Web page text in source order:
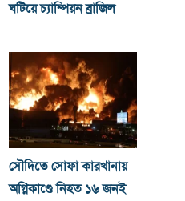
ঘটিয়ে চ্যাম্পিয়ন ব্রাজিল
সৌদিতে সোফা কারখানায়
অগ্নিকাণ্ডে নিহত ১৬ জনই